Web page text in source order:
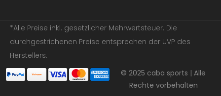
*Alle Preise inkl. gesetzlicher Mehrwertsteuer. Die
durchgestrichenen Preise entsprechen der UVP des
Herstellers.
© 2025 caba sports | Alle
Rechte vorbehalten